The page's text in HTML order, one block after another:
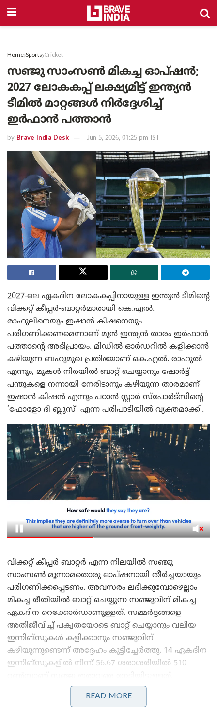
Home Sports Cricket
സഞ്ജു സാംസൺ മികച്ച ഓപ്ഷൻ;
2027 ലോകകപ്പ് ലക്ഷ്യമിട്ട് ഇന്ത്യൻ
ടീമിൽ മാറ്റങ്ങൾ നിർദ്ദേശിച്ച്
ഇർഫാൻ പത്താൻ
by Brave India Desk Jun 5, 2026, 01:25 pm IST
2027-ലെ ഏകദിന ലോകകപ്പിനായുള്ള ഇന്ത്യൻ ടീമിന്റെ
വിക്കറ്റ് കീപ്പർ-ബാറ്റർമാരായി കെ.എൽ.
രാഹുലിനെയും ഇഷാൻ കിഷനെയും
പരിഗണിക്കണമെന്നാണ് മുൻ ഇന്ത്യൻ താരം ഇർഫാൻ
പത്താന്റെ അഭിപ്രായം. മിഡിൽ ഓർഡറിൽ കളിക്കാൻ
കഴിയുന്ന ബഹുമുഖ പ്രതിഭയാണ് കെ.എൽ. രാഹുൽ
എന്നും, മുകൾ നിരയിൽ ബാറ്റ് ചെയ്യാനും ഷോർട്ട്
പന്തുകളെ നന്നായി നേരിടാനും കഴിയുന്ന താരമാണ്
ഇഷാൻ കിഷൻ എന്നും പഠാൻ സ്റ്റാർ സ്പോർട്സിന്റെ
‘ഫോളോ ദി ബ്ലൂസ്’ എന്ന പരിപാടിയിൽ വ്യക്തമാക്കി.
വിക്കറ്റ് കീപ്പർ ബാറ്റർ എന്ന നിലയിൽ സഞ്ജു
സാംസൺ മൂന്നാമതൊരു ഓപ്ഷനായി തീർച്ചയായും
പരിഗണിക്കപ്പെടണം. അവസരം ലഭിക്കുമ്പോഴെല്ലാം
മികച്ച രീതിയിൽ ബാറ്റ് ചെയ്യുന്ന സഞ്ജുവിന് മികച്ച
ഏകദിന റെക്കോർഡാണുള്ളത്. സമ്മർദ്ദങ്ങളെ
അതിജീവിച്ച് പക്വതയോടെ ബാറ്റ് ചെയ്യാനും വലിയ
ഇന്നിങ്സുകൾ കളിക്കാനും സഞ്ജുവിന്
കഴിയുന്നുണ്ടെന്ന് അദ്ദേഹം കൂട്ടിച്ചേർത്തു. 14 ഏകദിന
ഇന്നിങ്സുകളിൽ നിന്ന് 56.67 ശരാശരിയിൽ 510
Stories you may like
READ MORE